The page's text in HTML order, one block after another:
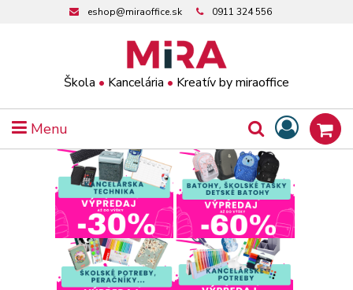
Škola • Kancelária • Kreatív by miraoffice
eshop@miraoffice.sk 0911 324 556
Menu